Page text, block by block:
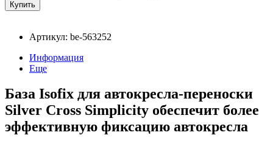
Артикул: be-563252
Информация
Еще
База Isofix для автокресла-переноски
Silver Cross Simplicity обеспечит более
эффективную фиксацию автокресла